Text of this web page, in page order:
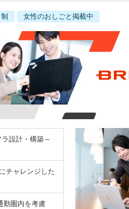
女性のおしごと掲載中
設計・構築～
チャレンジした
勤圏内を考慮